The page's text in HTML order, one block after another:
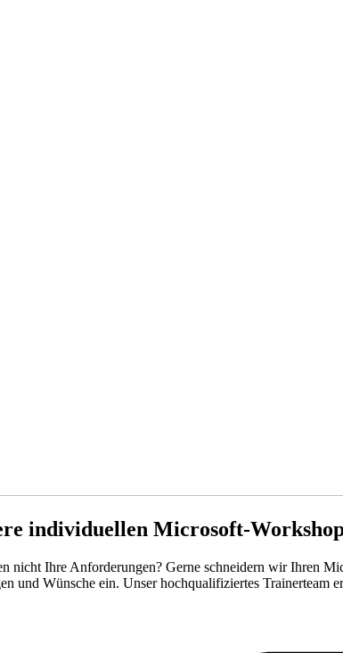
individuellen Microsoft-
nicht Ihre Anforderungen? Gerne schneidern wir Ihren
und Wünsche ein. Unser hochqualifiziertes Trainerteam